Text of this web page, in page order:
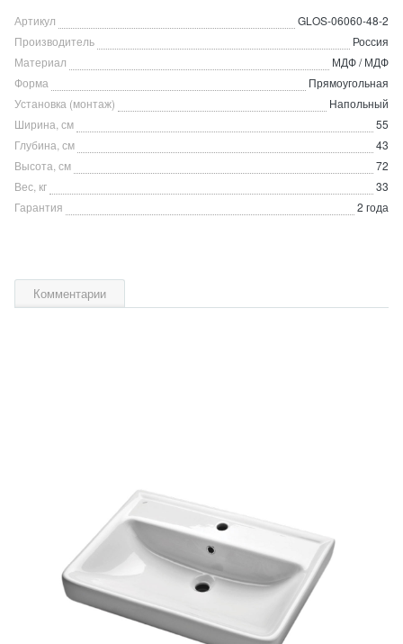
Артикул
GLOS-06060-48-2
Производитель
Россия
Материал
МДФ / МДФ
Форма
Прямоугольная
Установка (монтаж)
Напольный
Ширина, см
55
Глубина, см
43
Высота, см
72
Вес, кг
33
Гарантия
2 года
Комментарии